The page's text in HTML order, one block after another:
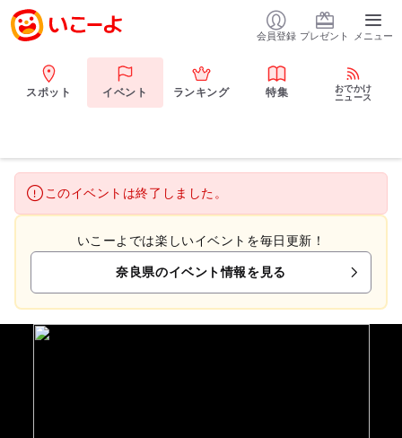
会員登録 プレゼント メニュー
スポット イベント ランキング 特集
おでかけ
ニュース
このイベントは終了しました。
いこーよでは楽しいイベントを毎日更新！
奈良県のイベント情報を見る